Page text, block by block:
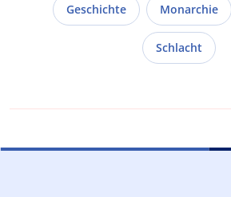
Geschichte Monarchie
Schlacht